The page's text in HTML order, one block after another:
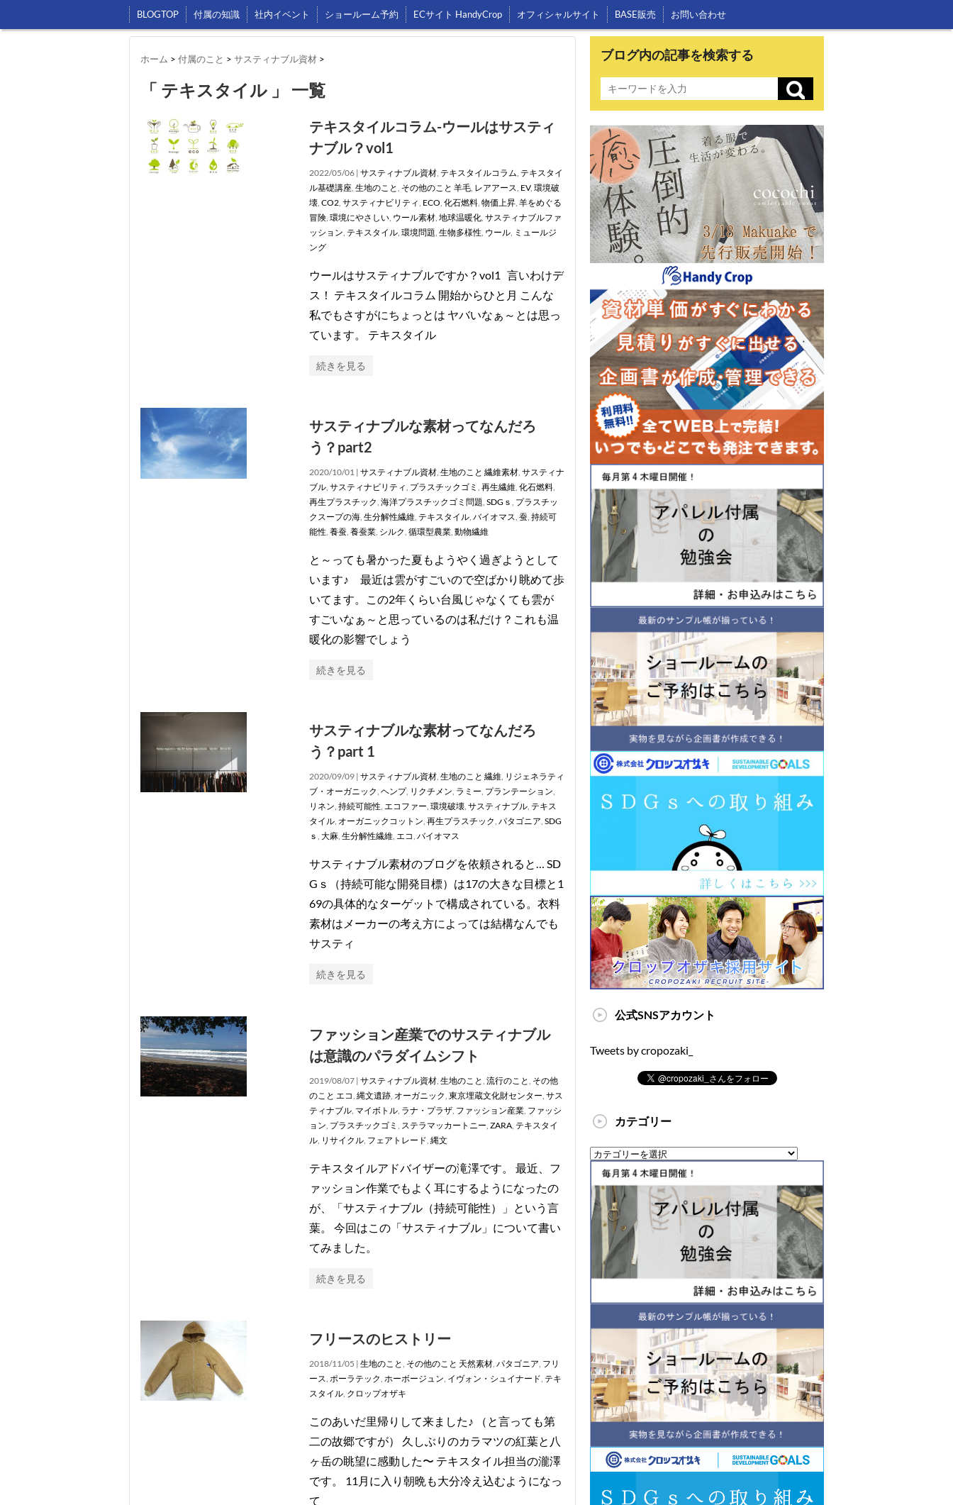
BLOGTOP 付属の知識 社内イベント ショールーム予約 ECサイト HandyCrop オフィシャルサイト BASE販売 お問い合わせ
ホーム > 付属のこと > サスティナブル資材 >
「 テキスタイル 」 一覧
テキスタイルコラム-ウールはサスティ
ナブル？vol1
2022/05/06 | サスティナブル資材, テキスタイルコラム, テキスタイ
ル基礎講座, 生地のこと, その他のこと 羊毛, レアアース, EV, 環境破
壊, CO2, サスティナビリティ, ECO, 化石燃料, 物価上昇, 羊をめぐる
冒険, 環境にやさしい, ウール素材, 地球温暖化, サスティナブルファ
ッション, テキスタイル, 環境問題, 生物多様性, ウール, ミュールジ
ング
ウールはサスティナブルですか？vol1 言いわけデ
ス！ テキスタイルコラム 開始からひと月 こんな
私でもさすがにちょっとは ヤバいなぁ～とは思っ
ています。 テキスタイル
続きを見る
サスティナブルな素材ってなんだろ
う？part2
2020/10/01 | サスティナブル資材, 生地のこと 繊維素材, サスティナ
ブル, サスティナビリティ, プラスチックゴミ , 再生繊維, 化石燃料,
再生プラスチック, 海洋プラスチックゴミ問題, SDGｓ , プラスチッ
クスープの海, 生分解性繊維, テキスタイル, バイオマス, 蚕, 持続可
能性, 養蚕, 養蚕業, シルク, 循環型農業, 動物繊維
と～っても暑かった夏もようやく過ぎようとして
います♪ 最近は雲がすごいので空ばかり眺めて歩
いてます。この2年くらい台風じゃなくても雲が
すごいなぁ～と思っているのは私だけ？これも温
暖化の影響でしょう
続きを見る
サスティナブルな素材ってなんだろ
う？part 1
2020/09/09 | サスティナブル資材, 生地のこと 繊維, リジェネラティ
ブ・オーガニック, ヘンプ, リクチメン, ラミー, プランテーション,
リネン, 持続可能性, エコファー, 環境破壊, サスティナブル, テキス
タイル, オーガニックコットン, 再生プラスチック, パタゴニア, SDG
ｓ , 大麻, 生分解性繊維, エコ, バイオマス
サスティナブル素材のブログを依頼されると… SD
Gｓ（持続可能な開発目標）は17の大きな目標と1
69の具体的なターゲットで構成されている。衣料
素材はメーカーの考え方によっては結構なんでも
サスティ
続きを見る
ファッション産業でのサスティナブル
は意識のパラダイムシフト
2019/08/07 | サスティナブル資材, 生地のこと, 流行のこと, その他
のこと エコ, 縄文遺跡, オーガニック, 東京埋蔵文化財センター, サス
ティナブル, マイボトル, ラナ・プラザ, ファッション産業, ファッシ
ョン, プラスチックゴミ , ステラマッカートニー, ZARA, テキスタイ
ル, リサイクル, フェアトレード, 縄文
テキスタイルアドバイザーの滝澤です。 最近、フ
ァッション作業でもよく耳にするようになったの
が、「サスティナブル（持続可能性）」という言
葉。 今回はこの「サスティナブル」について書い
てみました。
続きを見る
フリースのヒストリー
2018/11/05 | 生地のこと, その他のこと 天然素材, パタゴニア, フリ
ース, ポーラテック, ホーボージュン, イヴォン・シュイナード, テキ
スタイル, クロップオザキ
このあいだ里帰りして来ました♪ （と言っても第
二の故郷ですが） 久しぶりのカラマツの紅葉と八
ヶ岳の眺望に感動した〜 テキスタイル担当の瀧澤
です。 11月に入り朝晩も大分冷え込むようになっ
て
ブログ内の記事を検索する
公式SNSアカウント
Tweets by cropozaki_
カテゴリー